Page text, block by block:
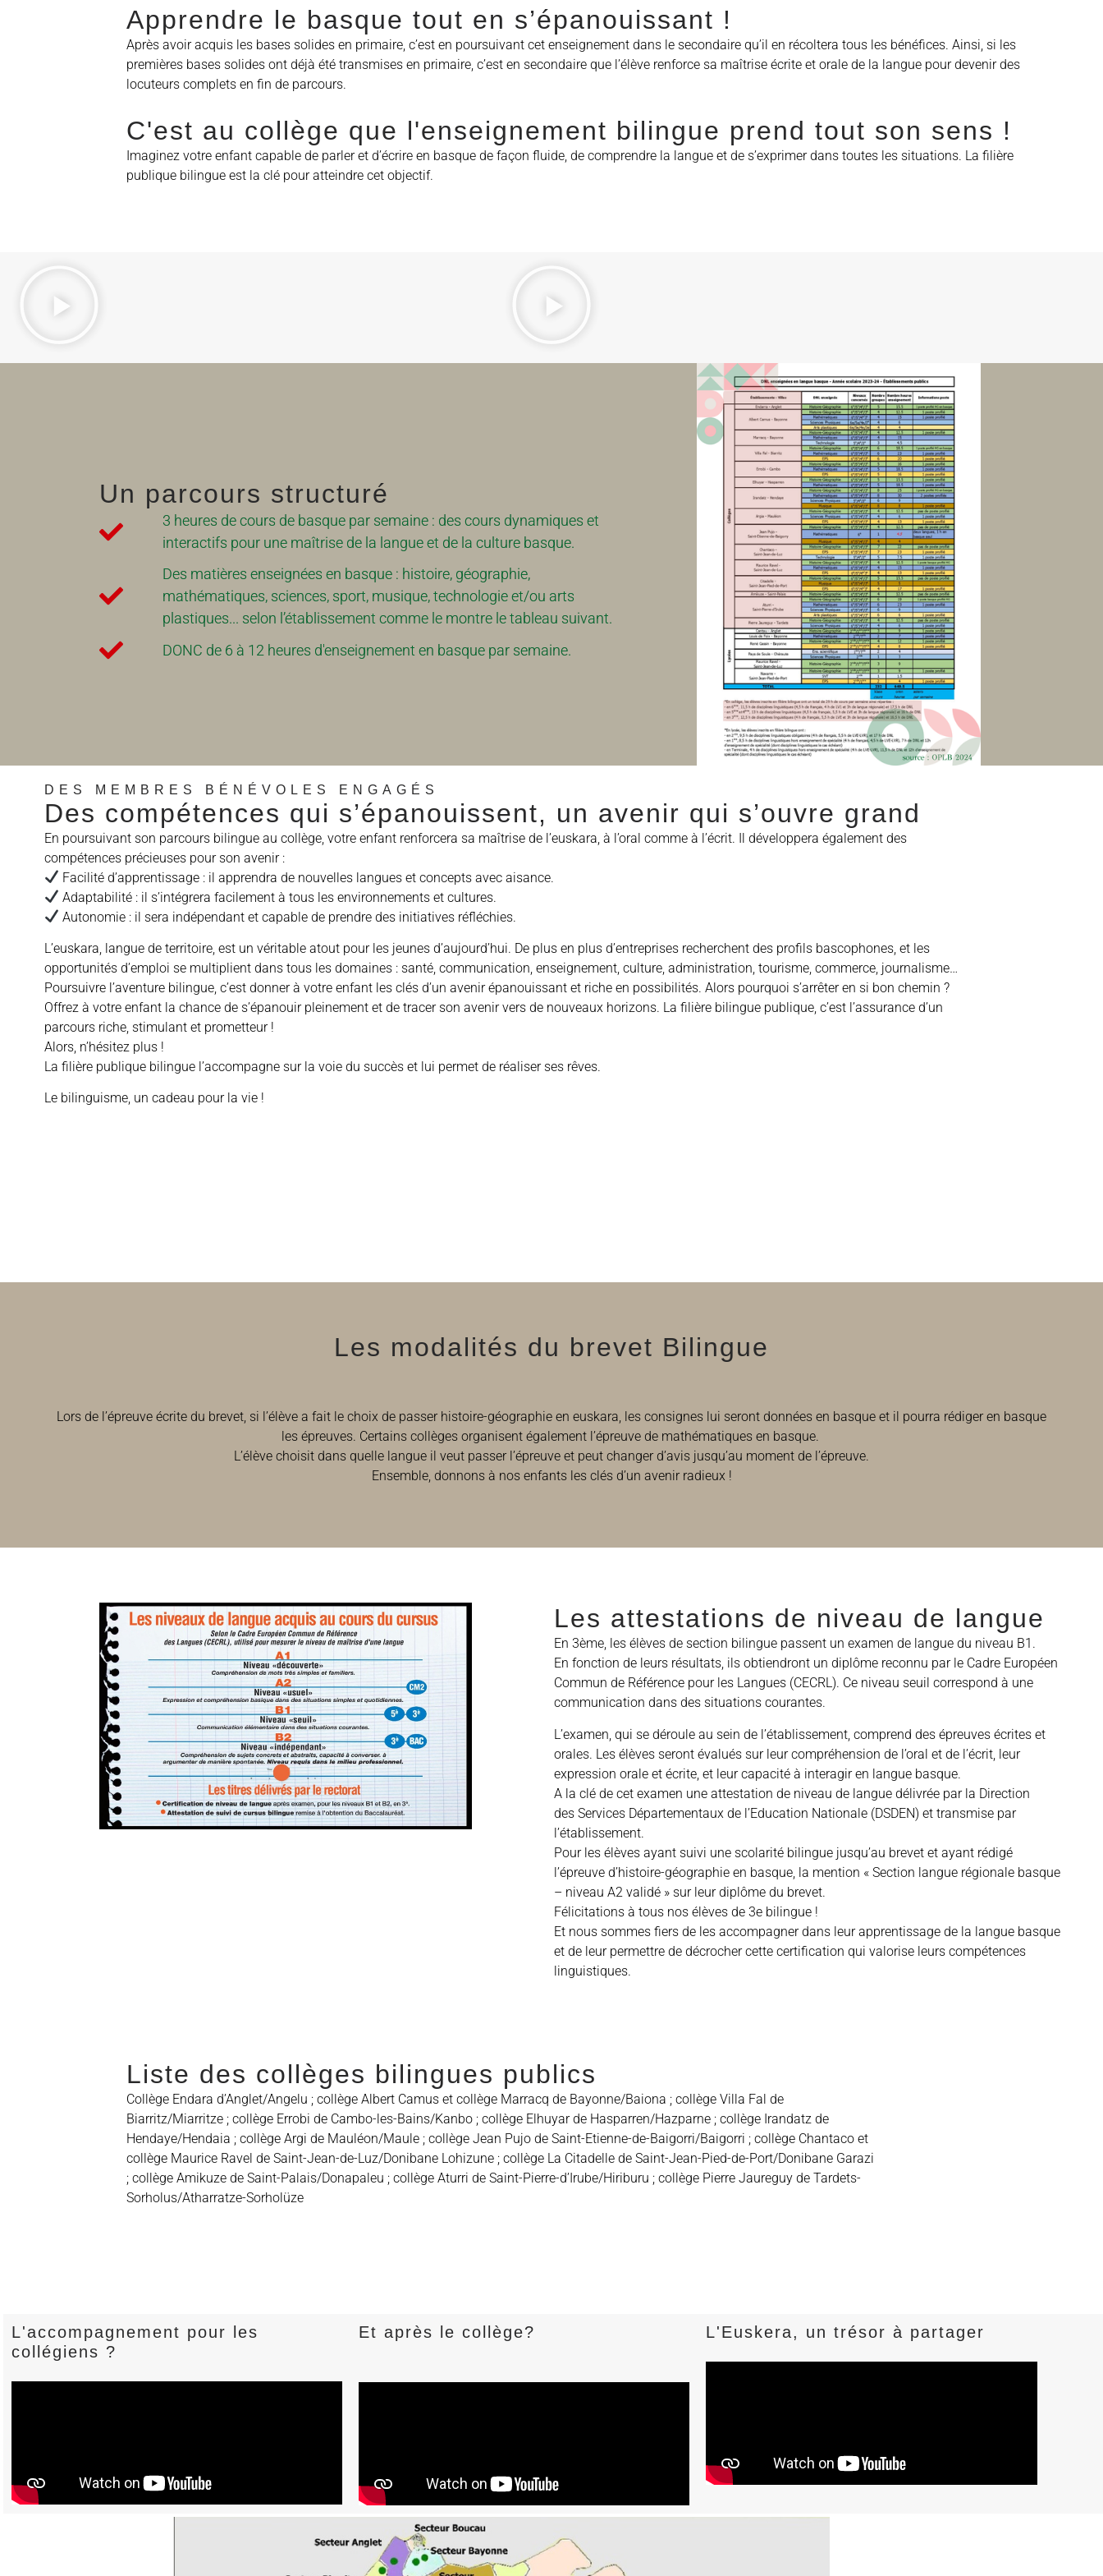
Apprendre le basque tout en s’épanouissant !
Après avoir acquis les bases solides en primaire, c’est en poursuivant cet enseignement dans le secondaire qu’il en récoltera tous les bénéfices. Ainsi, si les
premières bases solides ont déjà été transmises en primaire, c’est en secondaire que l’élève renforce sa maîtrise écrite et orale de la langue pour devenir des
locuteurs complets en fin de parcours.
C'est au collège que l'enseignement bilingue prend tout son sens !
Imaginez votre enfant capable de parler et d’écrire en basque de façon fluide, de comprendre la langue et de s’exprimer dans toutes les situations. La filière
publique bilingue est la clé pour atteindre cet objectif.
Un parcours structuré
3 heures de cours de basque par semaine : des cours dynamiques et
interactifs pour une maîtrise de la langue et de la culture basque.
Des matières enseignées en basque : histoire, géographie,
mathématiques, sciences, sport, musique, technologie et/ou arts
plastiques... selon l’établissement comme le montre le tableau suivant.
DONC de 6 à 12 heures d'enseignement en basque par semaine.
DES MEMBRES BÉNÉVOLES ENGAGÉS
Des compétences qui s’épanouissent, un avenir qui s’ouvre grand
En poursuivant son parcours bilingue au collège, votre enfant renforcera sa maîtrise de l’euskara, à l’oral comme à l’écrit. Il développera également des
compétences précieuses pour son avenir :
Facilité d’apprentissage : il apprendra de nouvelles langues et concepts avec aisance.
Adaptabilité : il s’intégrera facilement à tous les environnements et cultures.
Autonomie : il sera indépendant et capable de prendre des initiatives réfléchies.
L’euskara, langue de territoire, est un véritable atout pour les jeunes d’aujourd’hui. De plus en plus d’entreprises recherchent des profils bascophones, et les
opportunités d’emploi se multiplient dans tous les domaines : santé, communication, enseignement, culture, administration, tourisme, commerce, journalisme…
Poursuivre l’aventure bilingue, c’est donner à votre enfant les clés d’un avenir épanouissant et riche en possibilités. Alors pourquoi s’arrêter en si bon chemin ?
Offrez à votre enfant la chance de s’épanouir pleinement et de tracer son avenir vers de nouveaux horizons. La filière bilingue publique, c’est l’assurance d’un
parcours riche, stimulant et prometteur !
Alors, n’hésitez plus !
La filière publique bilingue l’accompagne sur la voie du succès et lui permet de réaliser ses rêves.
Le bilinguisme, un cadeau pour la vie !
Les modalités du brevet Bilingue
Lors de l’épreuve écrite du brevet, si l’élève a fait le choix de passer histoire-géographie en euskara, les consignes lui seront données en basque et il pourra rédiger en basque
les épreuves. Certains collèges organisent également l’épreuve de mathématiques en basque.
L’élève choisit dans quelle langue il veut passer l’épreuve et peut changer d’avis jusqu’au moment de l’épreuve.
Ensemble, donnons à nos enfants les clés d’un avenir radieux !
Les attestations de niveau de langue
En 3ème, les élèves de section bilingue passent un examen de langue du niveau B1.
En fonction de leurs résultats, ils obtiendront un diplôme reconnu par le Cadre Européen
Commun de Référence pour les Langues (CECRL). Ce niveau seuil correspond à une
communication dans des situations courantes.
L’examen, qui se déroule au sein de l’établissement, comprend des épreuves écrites et
orales. Les élèves seront évalués sur leur compréhension de l’oral et de l’écrit, leur
expression orale et écrite, et leur capacité à interagir en langue basque.
A la clé de cet examen une attestation de niveau de langue délivrée par la Direction
des Services Départementaux de l’Education Nationale (DSDEN) et transmise par
l’établissement.
Pour les élèves ayant suivi une scolarité bilingue jusqu’au brevet et ayant rédigé
l’épreuve d’histoire-géographie en basque, la mention « Section langue régionale basque
– niveau A2 validé » sur leur diplôme du brevet.
Félicitations à tous nos élèves de 3e bilingue !
Et nous sommes fiers de les accompagner dans leur apprentissage de la langue basque
et de leur permettre de décrocher cette certification qui valorise leurs compétences
linguistiques.
Liste des collèges bilingues publics
Collège Endara d’Anglet/Angelu ; collège Albert Camus et collège Marracq de Bayonne/Baiona ; collège Villa Fal de
Biarritz/Miarritze ; collège Errobi de Cambo-les-Bains/Kanbo ; collège Elhuyar de Hasparren/Hazparne ; collège Irandatz de
Hendaye/Hendaia ; collège Argi de Mauléon/Maule ; collège Jean Pujo de Saint-Etienne-de-Baigorri/Baigorri ; collège Chantaco et
collège Maurice Ravel de Saint-Jean-de-Luz/Donibane Lohizune ; collège La Citadelle de Saint-Jean-Pied-de-Port/Donibane Garazi
; collège Amikuze de Saint-Palais/Donapaleu ; collège Aturri de Saint-Pierre-d’Irube/Hiriburu ; collège Pierre Jaureguy de Tardets-
Sorholus/Atharratze-Sorholüze
L'accompagnement pour les
collégiens ?
Et après le collège? L'Euskera, un trésor à partager